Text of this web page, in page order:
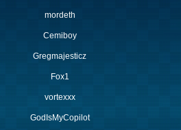
mordeth
Cemiboy
Gregmajesticz
Fox1
vortexxx
GodIsMyCopilot